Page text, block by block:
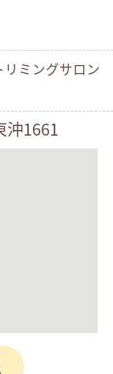
リミングサロン
沖1661